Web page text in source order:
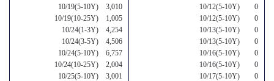
10/19(5-10Y) 3,010
10/19(10-25Y) 1,005
10/24(1-3Y) 4,254
10/24(3-5Y) 4,506
10/24(5-10Y) 6,757
10/24(10-25Y) 2,004
10/25(5-10Y) 3,001
10/12(5-10Y) 0
10/12(5-10Y) 0
10/13(5-10Y) 0
10/13(5-10Y) 0
10/16(5-10Y) 0
10/16(5-10Y) 0
10/17(5-10Y) 0